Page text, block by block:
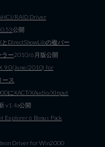
RAID Driver
公開
とDirectShowLibの複バー
ラー2010/6月版公開
9.0(June/2010) for
ス
にXACT/XAudio/XInput
v1.4a公開
Explorer 6 Bonus Pack
Driver for Win2000